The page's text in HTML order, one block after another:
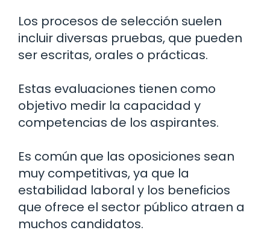
Los procesos de selección suelen
incluir diversas pruebas, que pueden
ser escritas, orales o prácticas.
Estas evaluaciones tienen como
objetivo medir la capacidad y
competencias de los aspirantes.
Es común que las oposiciones sean
muy competitivas, ya que la
estabilidad laboral y los beneficios
que ofrece el sector público atraen a
muchos candidatos.